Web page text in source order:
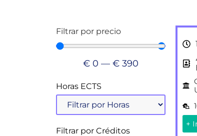
Filtrar por precio
€ 0 —€ 390
Horas ECTS
Filtrar por Créditos
+